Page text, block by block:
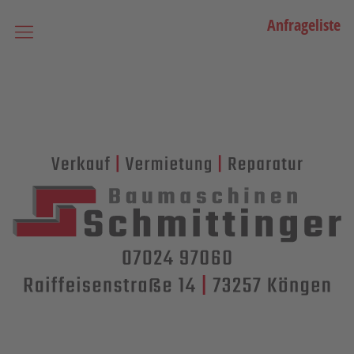
Anfrageliste
Bagger
Lader / Planiermaschinen
Lasergesteuerte Maschinen
Teleskopmaschinen
Miniraupenkrane